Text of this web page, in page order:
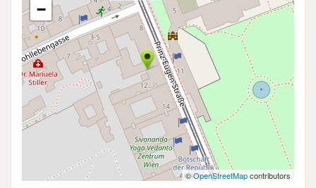
−
©OpenStreetMapcontributors